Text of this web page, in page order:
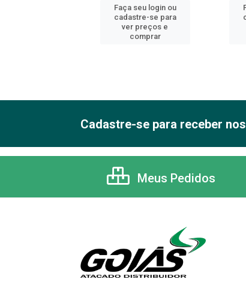
Faça seu login ou
cadastre-se para
ver preços e
comprar
Cadastre-se para receber
Meus Pedidos